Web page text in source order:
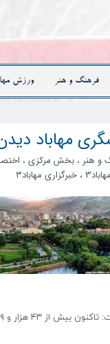
فرهنگ و هنر ورزش
و هنر ،بخش مرکزی ،
،خبرگزاری مهاباد۳